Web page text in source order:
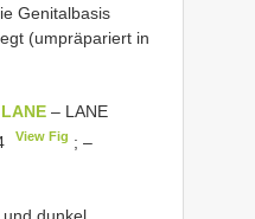
Genitalbasis
(umpräpariert in
– LANE
View Fig ; –